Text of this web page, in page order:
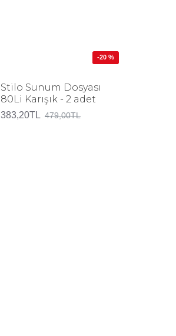
-20 %
Stilo Sunum Dosyası
80Li Karışık - 2 adet
383,20TL 479,00TL